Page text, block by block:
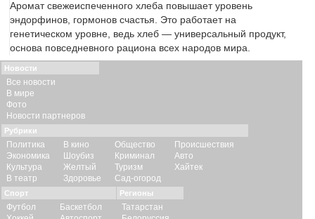
Аромат свежеиспеченного хлеба повышает уровень
эндорфинов, гормонов счастья. Это работает на
генетическом уровне, ведь хлеб — универсальный продукт,
основа повседневного рациона всех народов мира.
Новости
Все новости
В мире
Фото
Новости партнеров
Рубрики
Политика
Экономика
Культура
В театр
В кино
Шоубиз
Желтый
Здоровье
Общество
Криминал
Туризм
Сад-огород
Происшествия
Авто
Хайтек
Спорт
Футбол
Баскетбол
Регионы
Татарстан